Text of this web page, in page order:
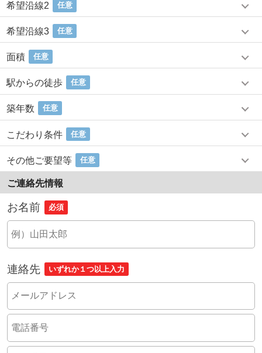
希望沿線2 任意
希望沿線3 任意
面積 任意
駅からの徒歩 任意
築年数 任意
こだわり条件 任意
その他ご要望等 任意
ご連絡先情報
お名前 必須
連絡先 いずれか１つ以上入力